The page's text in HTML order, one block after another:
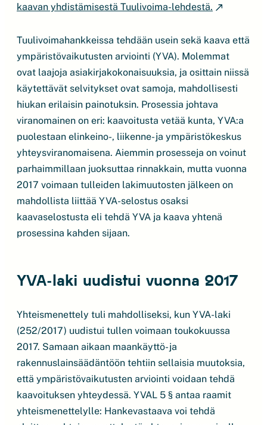
kaavan yhdistämisestä Tuulivoima-lehdestä.
Tuulivoimahankkeissa tehdään usein sekä kaava että
ympäristövaikutusten arviointi (YVA). Molemmat
ovat laajoja asiakirjakokonaisuuksia, ja osittain niissä
käytettävät selvitykset ovat samoja, mahdollisesti
hiukan erilaisin painotuksin. Prosessia johtava
viranomainen on eri: kaavoitusta vetää kunta, YVA:a
puolestaan elinkeino-, liikenne- ja ympäristökeskus
yhteysviranomaisena. Aiemmin prosesseja on voinut
parhaimmillaan juoksuttaa rinnakkain, mutta vuonna
2017 voimaan tulleiden lakimuutosten jälkeen on
mahdollista liittää YVA-selostus osaksi
kaavaselostusta eli tehdä YVA ja kaava yhtenä
prosessina kahden sijaan.
YVA-laki uudistui vuonna 2017
Yhteismenettely tuli mahdolliseksi, kun YVA-laki
(252/2017) uudistui tullen voimaan toukokuussa
2017. Samaan aikaan maankäyttö- ja
rakennuslainsäädäntöön tehtiin sellaisia muutoksia,
että ympäristövaikutusten arviointi voidaan tehdä
kaavoituksen yhteydessä. YVAL 5 § antaa raamit
yhteismenettelylle: Hankevastaava voi tehdä